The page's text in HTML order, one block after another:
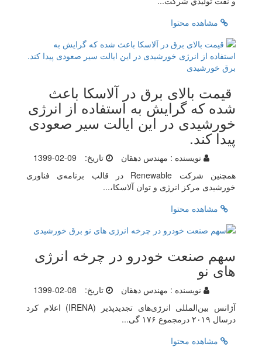
مشاهده محتوا
قیمت بالای برق در آلاسکا باعث
شده که گرایش به استفاده از انرژی
خورشیدی در این ایالت سیر صعودی
پیدا کند.
نویسنده : مهندس دهقان تاریخ:
1399-02-09
همچنین شرکت Renewable در قالب برنامه‌‌ی فناوری
خورشیدی مرکز انرژی و توان آلاسکا،...
مشاهده محتوا
سهم صنعت خودرو در چرخه انرژی
های نو
نویسنده : مهندس دهقان تاریخ:
1399-02-08
آژانس بین‌المللی انرژی‌های تجدیدپذیر (IRENA) اعلام کرد
درسال ۲۰۱۹ درمجموع ۱۷۶ گی...
مشاهده محتوا